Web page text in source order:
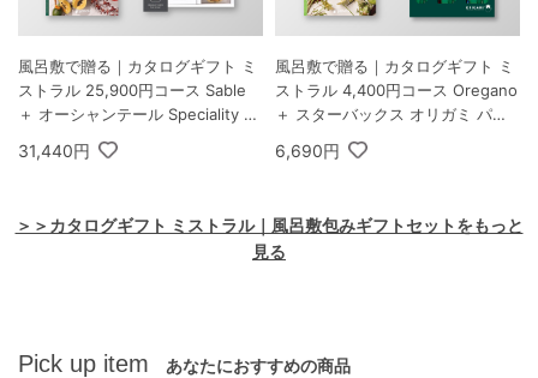
風呂敷で贈る｜カタログギフト ミ
ストラル 25,900円コース Sable
＋ オーシャンテール Speciality C
offee＆バームセット A
31,440円
風呂敷で贈る｜カタログギフト ミ
ストラル 4,400円コース Oregano
＋ スターバックス オリガミ パー
ソナルドリップ コーヒーギフトA
6,690円
＞＞カタログギフト ミストラル｜風呂敷包みギフトセットをもっと
見る
Pick up item あなたにおすすめの商品